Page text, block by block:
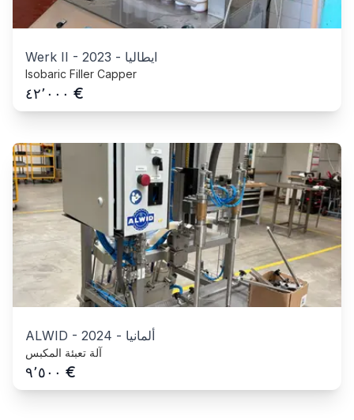
Werk II - 2023 - ايطاليا
Isobaric Filler Capper
٤٢٬٠٠٠ €
ALWID - 2024 - ألمانيا
آلة تعبئة المكبس
٩٬٥٠٠ €